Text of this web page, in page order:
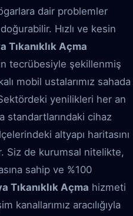
dair problemler
Hızlı ve kesin
Tıkanıklık Açma
tecrübesiyle şekillenmiş
mobil ustalarımız sahada
yenilikleri her an
standartlarındaki cihaz
altyapı haritasını
Siz de kurumsal nitelikte,
sahip ve %100
Tıkanıklık Açma hizmeti
kanallarımız aracılığıyla